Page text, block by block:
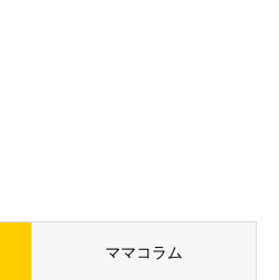
ママコラム